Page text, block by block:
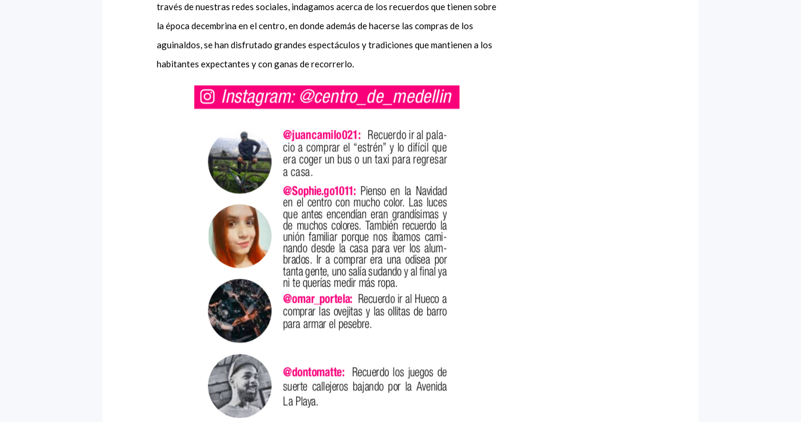
través de nuestras redes sociales, indagamos acerca de los recuerdos que tienen sobre
la época decembrina en el centro, en donde además de hacerse las compras de los
aguinaldos, se han disfrutado grandes espectáculos y tradiciones que mantienen a los
habitantes expectantes y con ganas de recorrerlo.